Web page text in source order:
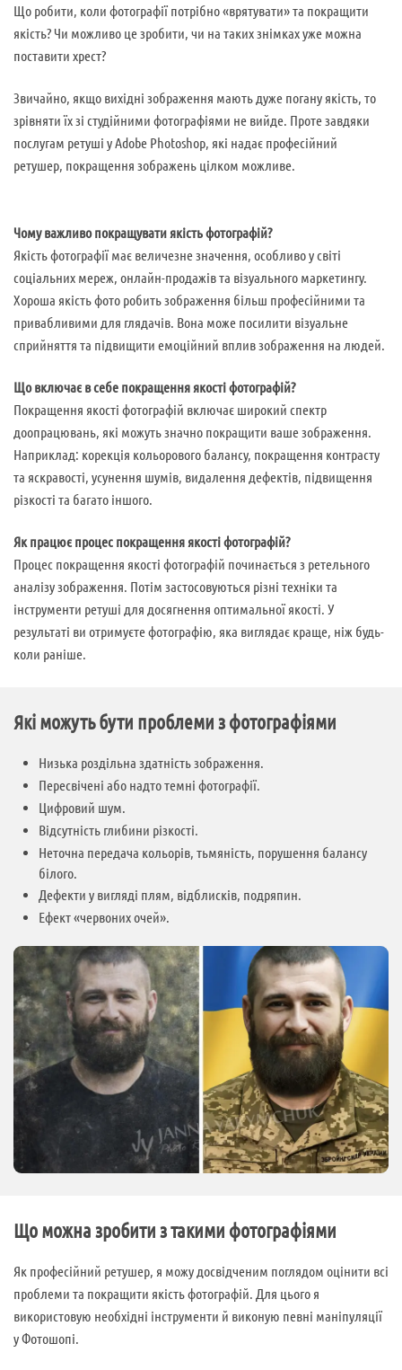
Що робити, коли фотографії потрібно «врятувати» та покращити
якість? Чи можливо це зробити, чи на таких знімках уже можна
поставити хрест?
Звичайно, якщо вихідні зображення мають дуже погану якість, то
зрівняти їх зі студійними фотографіями не вийде. Проте завдяки
послугам ретуші у Adobe Photoshop, які надає професійний
ретушер, покращення зображень цілком можливе.
Чому важливо покращувати якість фотографій?
Якість фотографії має величезне значення, особливо у світі
соціальних мереж, онлайн-продажів та візуального маркетингу.
Хороша якість фото робить зображення більш професійними та
привабливими для глядачів. Вона може посилити візуальне
сприйняття та підвищити емоційний вплив зображення на людей.
Що включає в себе покращення якості фотографій?
Покращення якості фотографій включає широкий спектр
доопрацювань, які можуть значно покращити ваше зображення.
Наприклад: корекція кольорового балансу, покращення контрасту
та яскравості, усунення шумів, видалення дефектів, підвищення
різкості та багато іншого.
Як працює процес покращення якості фотографій?
Процес покращення якості фотографій починається з ретельного
аналізу зображення. Потім застосовуються різні техніки та
інструменти ретуші для досягнення оптимальної якості. У
результаті ви отримуєте фотографію, яка виглядає краще, ніж будь-
коли раніше.
Які можуть бути проблеми з фотографіями
Низька роздільна здатність зображення.
Пересвічені або надто темні фотографії.
Цифровий шум.
Відсутність глибини різкості.
Неточна передача кольорів, тьмяність, порушення балансу
білого.
Дефекти у вигляді плям, відблисків, подряпин.
Ефект «червоних очей».
Що можна зробити з такими фотографіями
Як професійний ретушер, я можу досвідченим поглядом оцінити всі
проблеми та покращити якість фотографій. Для цього я
використовую необхідні інструменти й виконую певні маніпуляції
у Фотошопі.